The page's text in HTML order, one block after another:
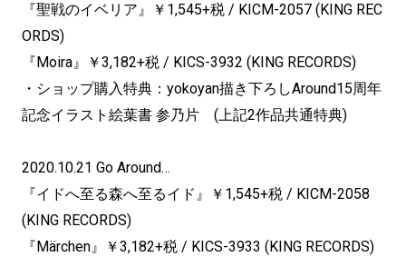
『聖戦のイベリア』￥1,545+税 / KICM-2057 (KING REC
ORDS)
『Moira』￥3,182+税 / KICS-3932 (KING RECORDS)
・ショップ購入特典：yokoyan描き下ろしAround15周年
記念イラスト絵葉書 参乃片 (上記2作品共通特典)
2020.10.21 Go Around…
『イドへ至る森へ至るイド』￥1,545+税 / KICM-2058
(KING RECORDS)
『Märchen』￥3,182+税 / KICS-3933 (KING RECORDS)